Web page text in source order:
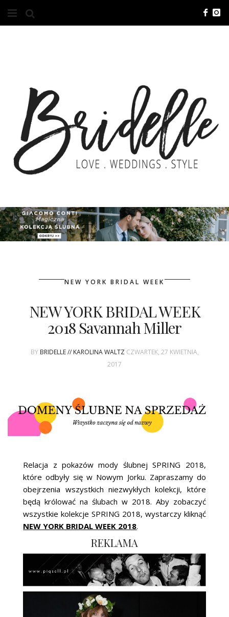
O NAS
KONTAKT
REKLAMA
ADVERTISING
ZGŁOSZENIA
KONKURSY
{HOT SEXY BEST}
BRI GROUP
ŚLUBNE STYLE
MAGAZYNY
ARCHIWUM
NEW YORK BRIDAL WEEK
NEW YORK BRIDAL WEEK
2018 Savannah Miller
BY BRIDELLE // KAROLINA WALTZ CZWARTEK, 27 KWIETNIA,
2017
Relacja z pokazów mody ślubnej SPRING 2018,
które odbyły się w Nowym Jorku. Zapraszamy do
obejrzenia wszystkich niezwykłych kolekcji, które
będą królować na ślubach w 2018. Aby zobaczyć
wszystkie kolekcje SPRING 2018, wystarczy kliknąć
NEW YORK BRIDAL WEEK 2018.
REKLAMA